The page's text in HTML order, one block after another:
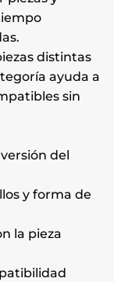
distintas
ayuda a
sin
del
y forma de
la pieza